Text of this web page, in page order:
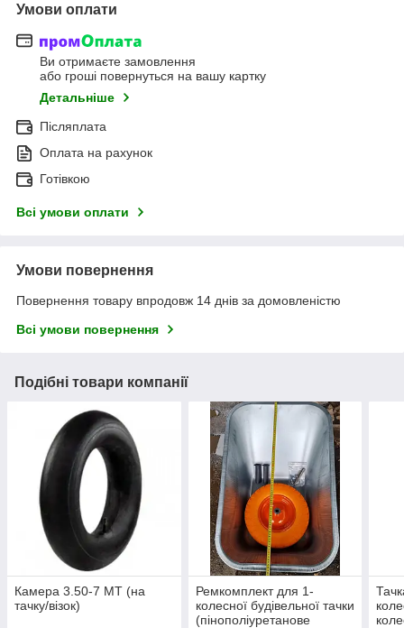
Умови оплати
Ви отримаєте замовлення
або гроші повернуться на вашу картку
Детальніше
Післяплата
Оплата на рахунок
Готівкою
Всі умови оплати
Умови повернення
Повернення товару впродовж 14 днів за домовленістю
Всі умови повернення
Подібні товари компанії
Камера 3.50-7 МТ (на
тачку/візок)
Ремкомплект для 1-
колесної будівельної тачки
(пінополіуретанове